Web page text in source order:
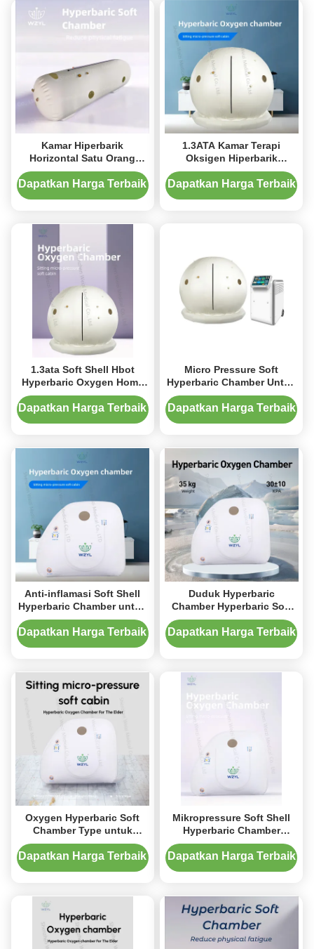
Kamar Hiperbarik
Horizontal Satu Orang
Kerang Lembut
Meningkatkan
Dapatkan Harga Terbaik
1.3ATA Kamar Terapi
Oksigen Hiperbarik
Portable Untuk Terapi Fisik
Dapatkan Harga Terbaik
1.3ata Soft Shell Hbot
Hyperbaric Oxygen Home
Unit Untuk Terapi
Rehabilitasi
Dapatkan Harga Terbaik
Micro Pressure Soft
Hyperbaric Chamber Untuk
Rumah Perbaikan Kulit
Anti Penuaan
Dapatkan Harga Terbaik
Anti-inflamasi Soft Shell
Hyperbaric Chamber untuk
Orang Tua yang Duduk
Soft Cabin
Dapatkan Harga Terbaik
Duduk Hyperbaric
Chamber Hyperbaric Soft
Chamber Disesuaikan
Untuk Anti Penuaan
Dapatkan Harga Terbaik
Oxygen Hyperbaric Soft
Chamber Type untuk
mengurangi peradangan
Dapatkan Harga Terbaik
Mikropressure Soft Shell
Hyperbaric Chamber
Dengan Dua Mode
Tersedia
Dapatkan Harga Terbaik